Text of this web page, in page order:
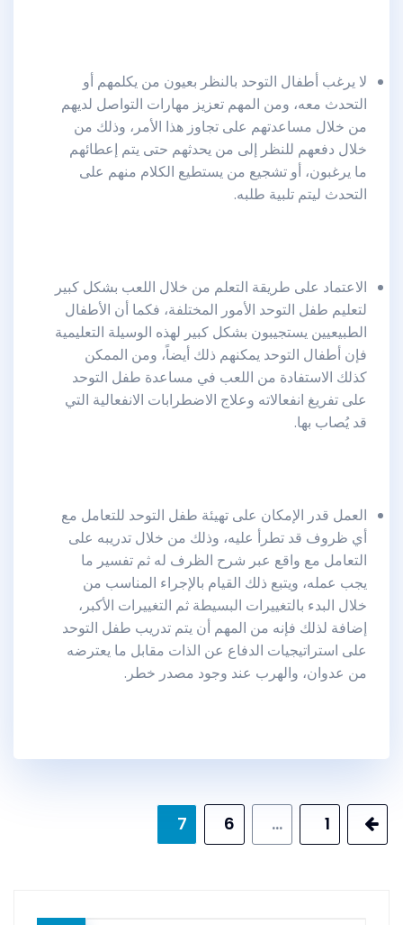
لا يرغب أطفال التوحد بالنظر بعيون من يكلمهم أو
التحدث معه، ومن المهم تعزيز مهارات التواصل لديهم
من خلال مساعدتهم على تجاوز هذا الأمر، وذلك من
خلال دفعهم للنظر إلى من يحدثهم حتى يتم إعطائهم
ما يرغبون، أو تشجيع من يستطيع الكلام منهم على
التحدث ليتم تلبية طلبه.
الاعتماد على طريقة التعلم من خلال اللعب بشكل كبير
لتعليم طفل التوحد الأمور المختلفة، فكما أن الأطفال
الطبيعيين يستجيبون بشكل كبير لهذه الوسيلة التعليمية
فإن أطفال التوحد يمكنهم ذلك أيضاً، ومن الممكن
كذلك الاستفادة من اللعب في مساعدة طفل التوحد
على تفريغ انفعالاته وعلاج الاضطرابات الانفعالية التي
قد يُصاب بها.
العمل قدر الإمكان على تهيئة طفل التوحد للتعامل مع
أي ظروف قد تطرأ عليه، وذلك من خلال تدريبه على
التعامل مع واقع عبر شرح الظرف له ثم تفسير ما
يجب عمله، ويتبع ذلك القيام بالإجراء المناسب من
خلال البدء بالتغييرات البسيطة ثم التغييرات الأكبر،
إضافة لذلك فإنه من المهم أن يتم تدريب طفل التوحد
على استراتيجيات الدفاع عن الذات مقابل ما يعترضه
من عدوان، والهرب عند وجود مصدر خطر.
تصفّح
1
…
6
7